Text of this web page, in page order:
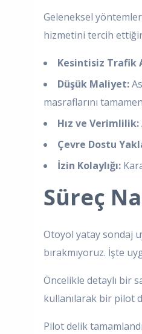
Geleneksel
hizmetini tercih
Kesintisiz Trafik
Düşük Maliyet:
masraflarını
Hız ve Verimlilik:
Çevre Dostu
İzin Kolaylığı:
Süreç
Otoyol yatay sondaj
bırakmıyoruz. İşte
Öncelikle detaylı bir
kullanılarak bir pilot
Pilot delik